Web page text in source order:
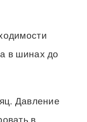
в шинах до
Давление